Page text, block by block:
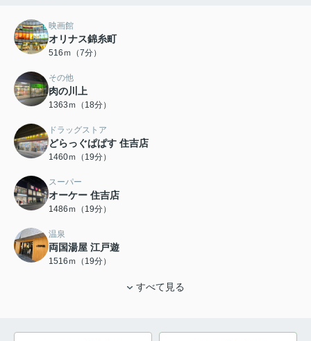
映画館
オリナス錦糸町
516ｍ（7分）
その他
肉の川上
1363ｍ（18分）
ドラッグストア
どらっぐぱぱす 住吉店
1460ｍ（19分）
スーパー
オーケー 住吉店
1486ｍ（19分）
温泉
両国湯屋 江戸遊
1516ｍ（19分）
すべて見る